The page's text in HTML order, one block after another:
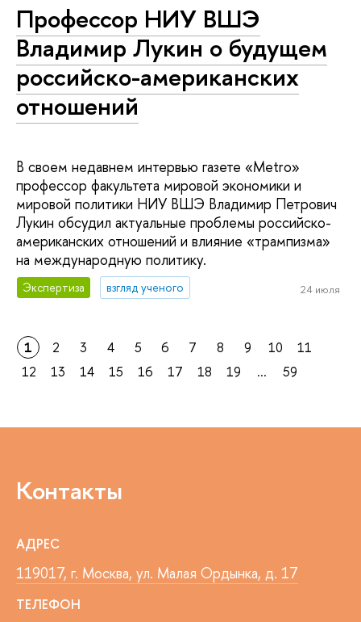
Профессор НИУ ВШЭ
Владимир Лукин о будущем
российско-американских
отношений
В своем недавнем интервью газете «Metro»
профессор факультета мировой экономики и
мировой политики НИУ ВШЭ Владимир Петрович
Лукин обсудил актуальные проблемы российско-
американских отношений и влияние «трампизма»
на международную политику.
Экспертиза взгляд ученого 24 июля
1 2 3 4 5 6 7 8 9 10
11
12
13 14 15 16 17 18 19 ... 59
Контакты
АДРЕС
119017, г. Москва, ул. Малая Ордынка, д. 17
ТЕЛЕФОН